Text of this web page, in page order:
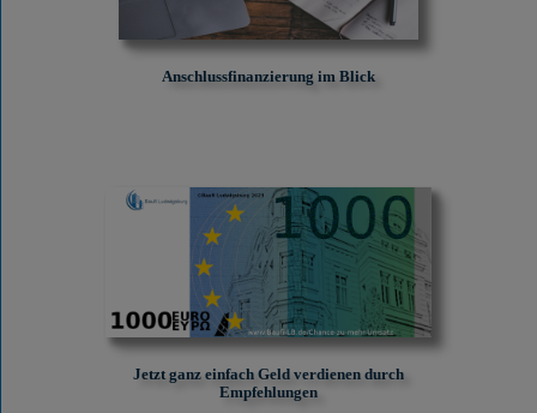
Anschlussfinanzierung im Blick
Jetzt ganz einfach Geld verdienen durch
Empfehlungen